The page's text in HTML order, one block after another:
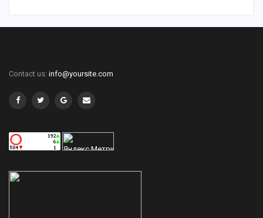
Contact us: info@yoursite.com